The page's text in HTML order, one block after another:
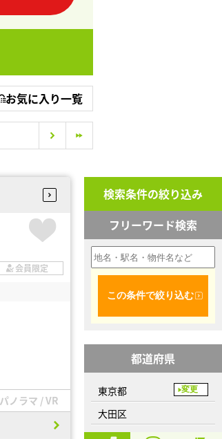
お気に入り一覧
会員限定
パノラマ / VR
検索条件の絞り込み
フリーワード検索
この条件で絞り込む
都道府県
東京都 変更
大田区